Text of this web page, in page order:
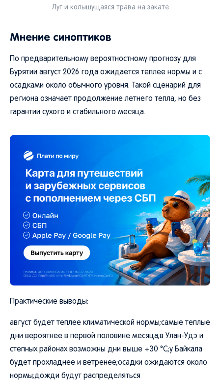
Луг и колышущаяся трава на закате
Мнение синоптиков
По предварительному вероятностному прогнозу для
Бурятии август 2026 года ожидается теплее нормы и с
осадками около обычного уровня. Такой сценарий для
региона означает продолжение летнего тепла, но без
гарантии сухого и стабильного месяца.
Практические выводы:
август будет теплее климатической нормы;самые теплые
дни вероятнее в первой половине месяца;в Улан-Удэ и
степных районах возможны дни выше +30 °C;у Байкала
будет прохладнее и ветренее;осадки ожидаются около
нормы;дожди будут распределяться